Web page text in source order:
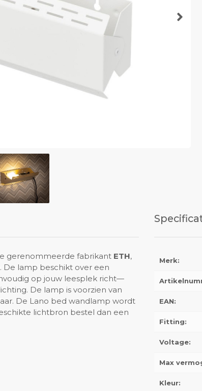
gerenommeerde fabrikant ETH,
De lamp beschikt over een
op jouw leesplek richt—
De lamp is voorzien van
De Lano bed wandlamp wordt
lichtbron bestel dan een
Merk:
EAN:
Fitting:
Voltage:
Max
Kleur: